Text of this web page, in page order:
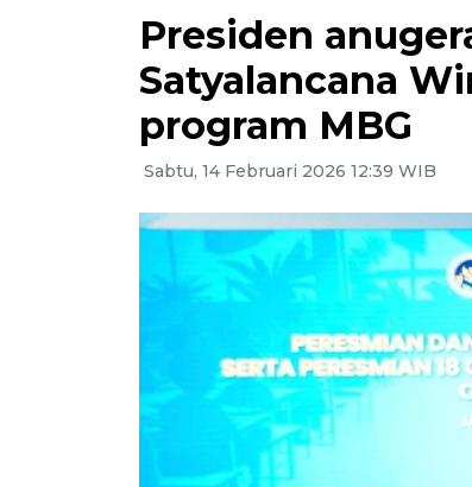
Presiden
Satyalancana
program MBG
Sabtu, 14 Februari 2026 12:39 WIB